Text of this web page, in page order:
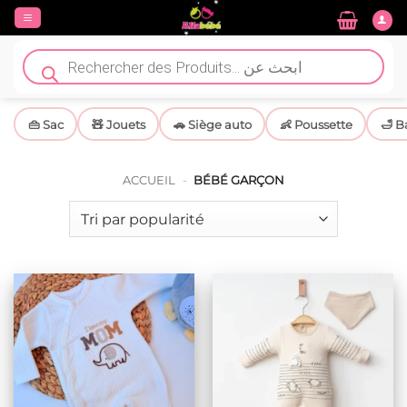
Passer
contenu
Recherche
de
produits
👜 Sac 🧸 Jouets 🚗 Siège auto 👶 Poussette 🛁
ACCUEIL - BÉBÉ GARÇON